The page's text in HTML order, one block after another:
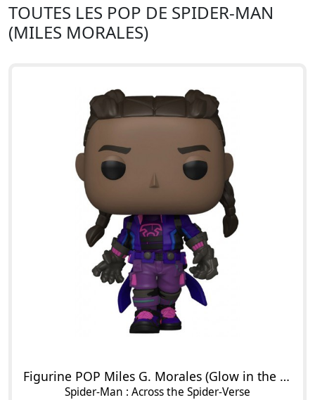
TOUTES LES POP DE SPIDER-MAN
(MILES MORALES)
Figurine POP Miles G. Morales (Glow in the Dark)
Spider-Man : Across the Spider-Verse